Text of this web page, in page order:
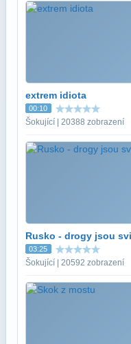
extrem idiota
00:10
Šokující | 20388 zobrazení
Rusko - drogy jsou
03:25
Šokující | 20592 zobrazení